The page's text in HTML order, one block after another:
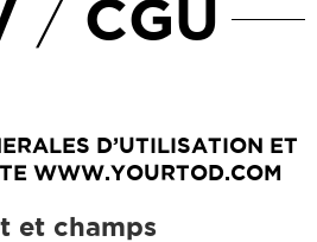
/ CGU
D’UTILISATION ET
WWW.YOURTOD.COM
et champs